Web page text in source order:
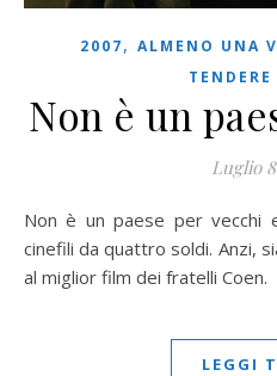
2007, ALMENO UNA
Non è un
Luglio
Non è un paese per vecchi e questo non è un film per
cinefili da quattro soldi. Anzi,
al miglior film dei fratelli Coen.
LEGGI